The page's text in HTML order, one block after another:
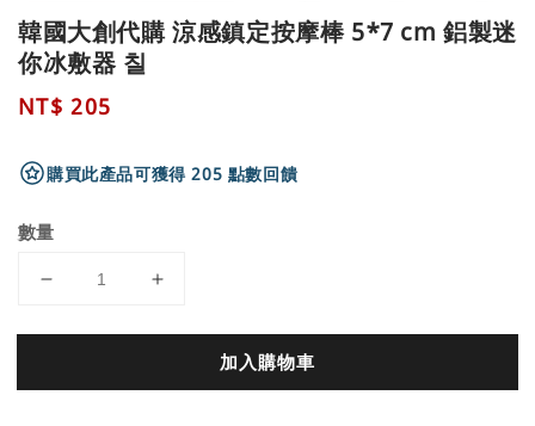
韓國大創代購 涼感鎮定按摩棒 5*7 cm 鋁製迷
你冰敷器 칠
Regular
NT$ 205
購買此產品可獲得 205 點數回饋
數量
加入購物車